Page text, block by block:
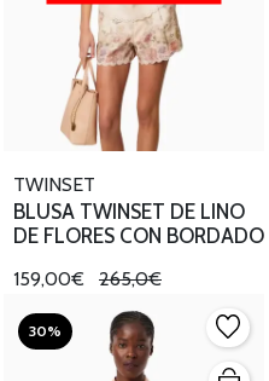
TWINSET
BLUSA TWINSET DE LINO
DE FLORES CON BORDADO
159,00€ 265,0€
30%